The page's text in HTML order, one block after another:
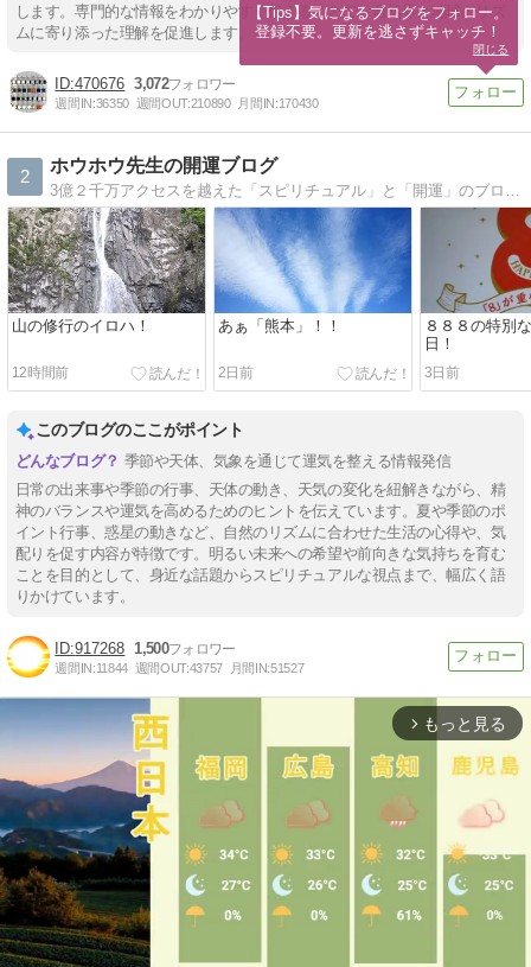
します。専門的な情報をわかりやすく伝えることで、自然界と地球のリズ
ムに寄り添った理解を促進します。
470676 3,072
週間IN:36350 週間OUT:210890 月間IN:170430
2
ホウホウ先生の開運ブログ
3億２千万アクセスを越えた「スピリチュアル」と「開運」のブログです。「幸せや開運を望む方」や「今のあなたの運気」をアップしたい方にお勧めです。
山の修行のイロハ！
12時間前
あぁ「熊本」！！
2日前
８８８の特別
日！
3日前
このブログのここがポイント
季節や天体、気象を通じて運気を整える情報発信
日常の出来事や季節の行事、天体の動き、天気の変化を紐解きながら、精
神のバランスや運気を高めるためのヒントを伝えています。夏や季節のポ
イント行事、惑星の動きなど、自然のリズムに合わせた生活の心得や、気
配りを促す内容が特徴です。明るい未来への希望や前向きな気持ちを育む
ことを目的として、身近な話題からスピリチュアルな視点まで、幅広く語
りかけています。
917268 1,500
週間IN:11844 週間OUT:43757 月間IN:51527
arrow_forward_ios もっと見る
【Tips】気になるブログをフォロー。
登録不要。更新を逃さずキャッチ！
閉じる